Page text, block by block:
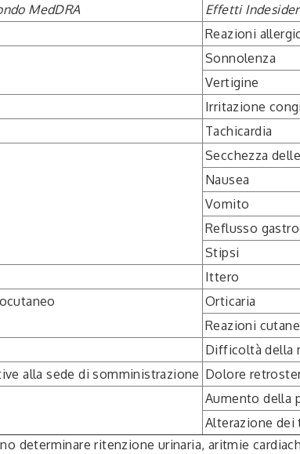
MedDRA
Effetti
Reazioni
Sonnolenza
Vertigine
Irritazione
Tachicardia
Secchezza
Nausea
Vomito
Reflusso
Stipsi
Ittero
Orticaria
Reazioni
Difficoltà della
alla sede di somministrazione Dolore
Aumento della
Alterazione dei
determinare ritenzione urinaria, aritmie